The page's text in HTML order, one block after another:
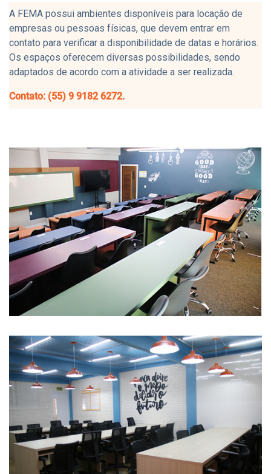
A FEMA possui ambientes disponíveis para locação de
empresas ou pessoas físicas, que devem entrar em
contato para verificar a disponibilidade de datas e horários.
Os espaços oferecem diversas possibilidades, sendo
adaptados de acordo com a atividade a ser realizada.
Contato: (55) 9 9182 6272.